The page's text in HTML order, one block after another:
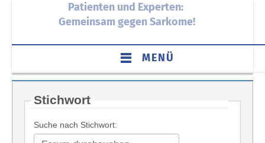
Patienten und Experten:
Gemeinsam gegen Sarkome!
MENÜ
Stichwort
Suche nach Stichwort: